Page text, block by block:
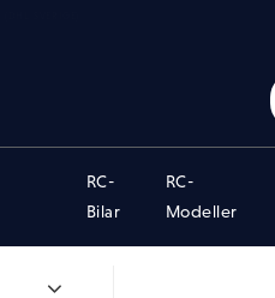
RC-
Bilar
RC-
Modeller